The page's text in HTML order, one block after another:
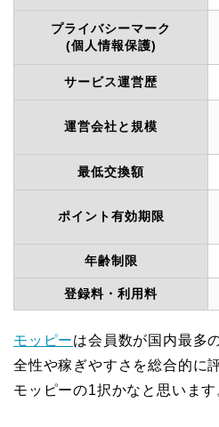
プライバシーマーク
(個人情報保護)
サービス運営歴
運営会社と規模
最低交換額
ポイント有効期限
年齢制限
登録料・利用料
モッピーは会員数が国内最多
全性や稼ぎやすさを総合的に
モッピーの1択かなと思います